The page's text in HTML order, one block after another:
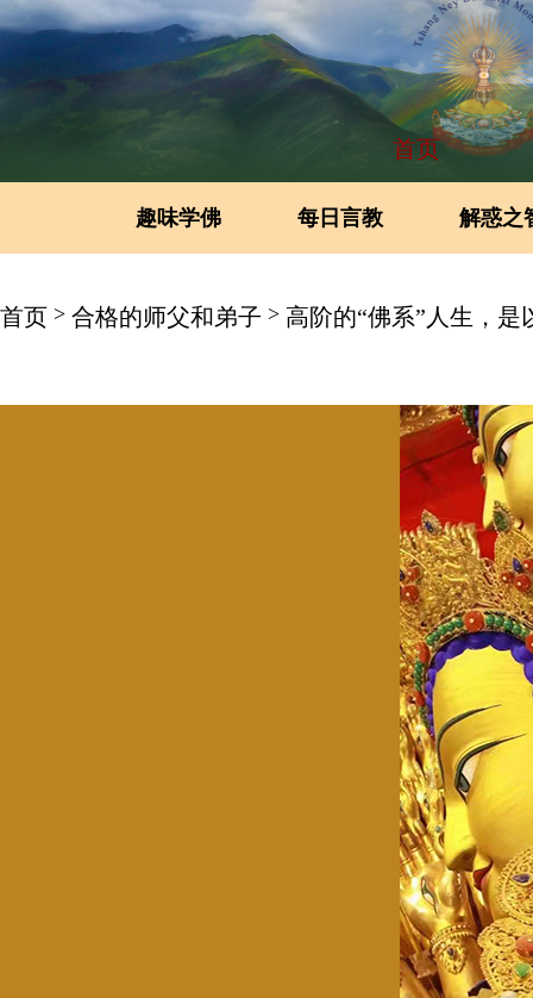
首页
趣味学佛 每日言教 解惑之
首页 > 合格的师父和弟子 > 高阶的“佛系”人生，